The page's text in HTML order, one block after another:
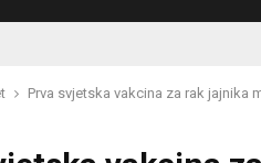
Prva svjetska vakcina za rak